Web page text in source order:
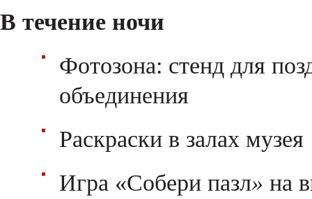
В течение ночи
Фотозона: стенд для
объединения
Раскраски в залах музея
Игра «Собери пазл» на